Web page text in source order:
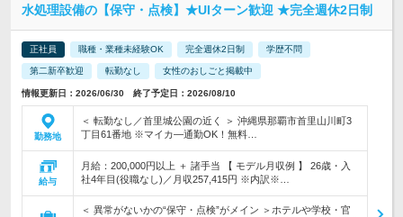
水処理設備の【保守・点検】★UIターン歓迎 ★完全週休2日制
正社員 職種・業種未経験OK 完全週休2日制 学歴不問
第二新卒歓迎 転勤なし 女性のおしごと掲載中
情報更新日：2026/06/30 終了予定日：2026/08/10
勤務地
＜ 転勤なし／首里城公園の近く ＞ 沖縄県那覇市首里山川町3
丁目61番地 ※マイカ―通勤OK！無料…
給与
月給：200,000円以上 ＋ 諸手当 【 モデル月収例 】 26歳・入
社4年目(役職なし)／月収257,415円 ※内訳※…
＜ 異常がないかの“保守・点検”がメイン ＞ホテルや学校・官